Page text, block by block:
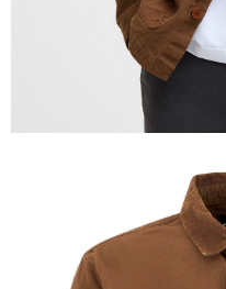
恩沛科技股份有限公司將有權停